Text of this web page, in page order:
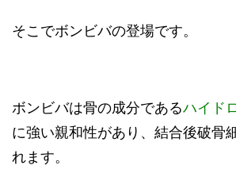
そこでボンビバの登場です。
ボンビバは骨の成分であるハイド
に強い親和性があり、結合後破骨
れます。